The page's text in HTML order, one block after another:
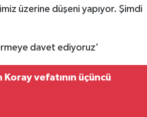
üzerine düşeni yapıyor. Şimdi
davet ediyoruz'
vefatının üçüncü